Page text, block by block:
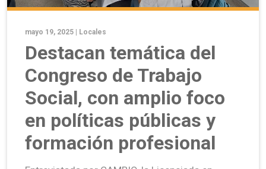
mayo 19, 2025 | Locales
Destacan temática del
Congreso de Trabajo
Social, con amplio foco
en políticas públicas y
formación profesional